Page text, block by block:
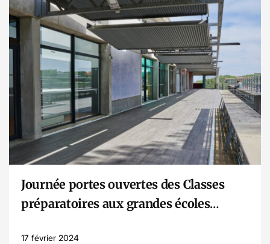
Journée portes ouvertes des Classes
préparatoires aux grandes écoles
17 février 2024